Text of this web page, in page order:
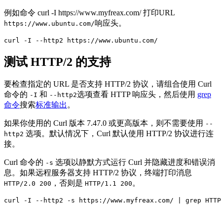
例如命令 curl -I https://www.myfreax.com/ 打印URL
https://www.ubuntu.com/响应头。
curl -I --http2 https://www.ubuntu.com/
测试 HTTP/2 的支持
要检查指定的 URL 是否支持 HTTP/2 协议，请组合使用 Curl
命令的 -I 和 --http2选项查看 HTTP 响应头，然后使用 grep
命令搜索标准输出。
如果你使用的 Curl 版本 7.47.0 或更高版本，则不需要使用 --
http2 选项。默认情况下，Curl 默认使用 HTTP/2 协议进行连
接。
Curl 命令的 -s 选项以静默方式运行 Curl 并隐藏进度和错误消
息。如果远程服务器支持 HTTP/2 协议，终端打印消息
HTTP/2.0 200 ，否则是 HTTP/1.1 200。
curl -I --http2 -s https://www.myfreax.com/ | grep